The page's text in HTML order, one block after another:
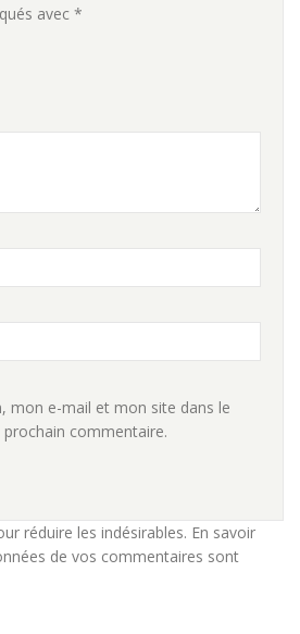
avec *
mon e-mail et mon site dans le
commentaire.
réduire les indésirables. En savoir
de vos commentaires sont